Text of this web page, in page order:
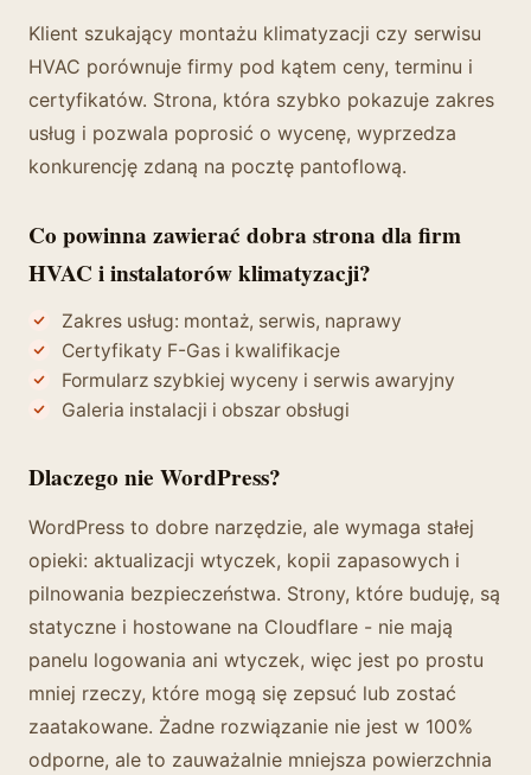
Klient szukający montażu klimatyzacji czy serwisu
HVAC porównuje firmy pod kątem ceny, terminu i
certyfikatów. Strona, która szybko pokazuje zakres
usług i pozwala poprosić o wycenę, wyprzedza
konkurencję zdaną na pocztę pantoflową.
Co powinna zawierać dobra strona dla firm
HVAC i instalatorów klimatyzacji?
Zakres usług: montaż, serwis, naprawy
Certyfikaty F-Gas i kwalifikacje
Formularz szybkiej wyceny i serwis awaryjny
Galeria instalacji i obszar obsługi
Dlaczego nie WordPress?
WordPress to dobre narzędzie, ale wymaga stałej
opieki: aktualizacji wtyczek, kopii zapasowych i
pilnowania bezpieczeństwa. Strony, które buduję, są
statyczne i hostowane na Cloudflare - nie mają
panelu logowania ani wtyczek, więc jest po prostu
mniej rzeczy, które mogą się zepsuć lub zostać
zaatakowane. Żadne rozwiązanie nie jest w 100%
odporne, ale to zauważalnie mniejsza powierzchnia